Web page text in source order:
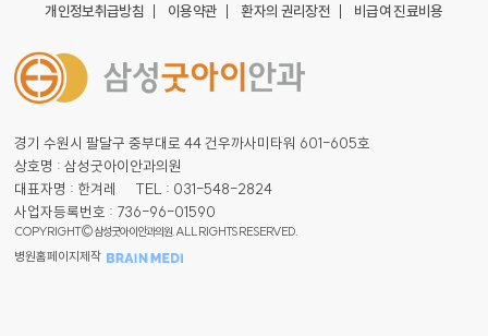
개인정보취급방침 이용약관 환자의 권리장전 비급여 진료비용
경기 수원시 팔달구 중부대로 44 건우까사미타워 601-605호
상호명 : 삼성굿아이안과의원
대표자명 : 한겨레
TEL : 031-548-2824
사업자등록번호 : 736-96-01590
COPYRIGHT© 삼성굿아이안과의원. ALL RIGHTS RESERVED.
병원홈페이지제작